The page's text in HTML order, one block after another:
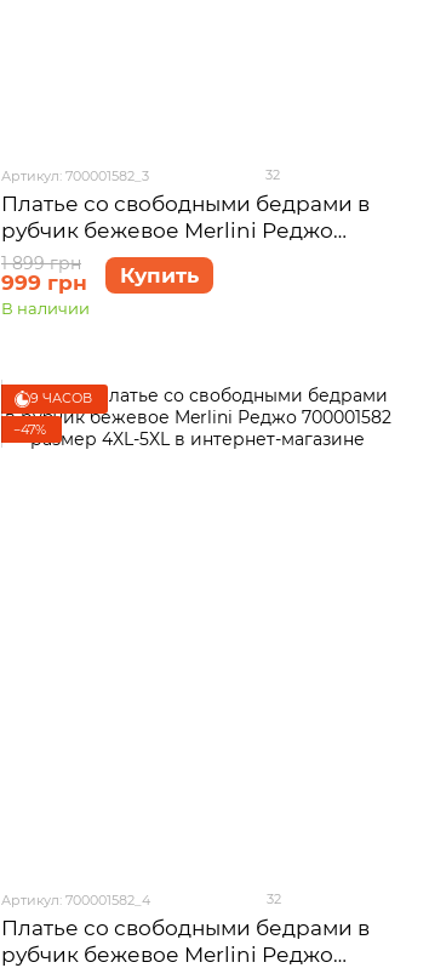
Артикул: 700001582_3 32
Платье со свободными бедрами в
рубчик бежевое Merlini Реджо
700001582 размер 2XL-3XL
1 899 грн
999 грн Купить
В наличии
9 ЧАСОВ
−47%
Артикул: 700001582_4 32
Платье со свободными бедрами в
рубчик бежевое Merlini Реджо